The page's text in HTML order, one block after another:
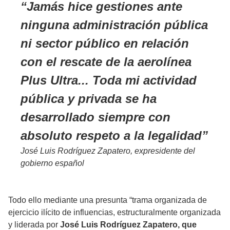
Jamás hice gestiones ante
ninguna administración pública
ni sector público en relación
con el rescate de la aerolínea
Plus Ultra... Toda mi actividad
pública y privada se ha
desarrollado siempre con
absoluto respeto a la legalidad
José Luis Rodríguez Zapatero, expresidente del
gobierno español
Todo ello mediante una presunta “trama organizada de
ejercicio ilícito de influencias, estructuralmente organizada
y liderada por José Luis Rodríguez Zapatero, que